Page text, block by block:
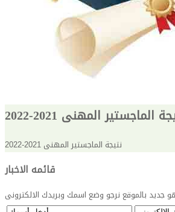
الماجستير المهنى 2021-2022
نتيجة الماجستير المهنى 2021-2022
قائمه الاخبار
جديد بالموقع نرجو وضع اسمك وبريدك الالكترونى